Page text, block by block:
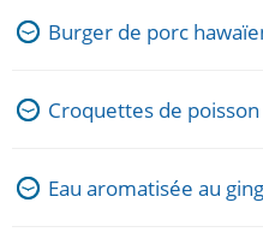
Burger de porc
Croquettes de
Eau aromatisée au